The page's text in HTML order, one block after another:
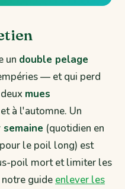
un double pelage
— et qui perd
mues
à l'automne. Un
(quotidien en
le poil long) est
poil mort et limiter les
guide enlever les